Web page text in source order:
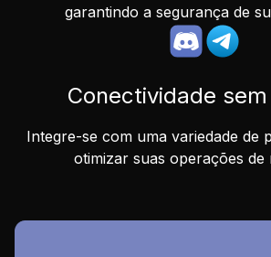
garantindo a segurança de
Conectividade
Integre-se com uma variedade de
otimizar suas operações de